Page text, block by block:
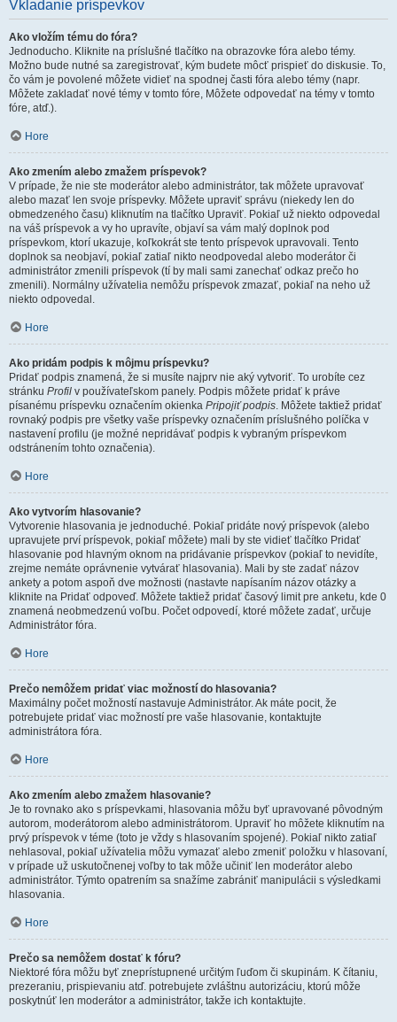
Vkladanie príspevkov
Ako vložím tému do fóra?
Jednoducho. Kliknite na príslušné tlačítko na obrazovke fóra alebo témy.
Možno bude nutné sa zaregistrovať, kým budete môcť prispieť do diskusie. To,
čo vám je povolené môžete vidieť na spodnej časti fóra alebo témy (napr.
Môžete zakladať nové témy v tomto fóre, Môžete odpovedať na témy v tomto
fóre, atď.).
Hore
Ako zmením alebo zmažem príspevok?
V prípade, že nie ste moderátor alebo administrátor, tak môžete upravovať
alebo mazať len svoje príspevky. Môžete upraviť správu (niekedy len do
obmedzeného času) kliknutím na tlačítko Upraviť. Pokiaľ už niekto odpovedal
na váš príspevok a vy ho upravíte, objaví sa vám malý doplnok pod
príspevkom, ktorí ukazuje, koľkokrát ste tento príspevok upravovali. Tento
doplnok sa neobjaví, pokiaľ zatiaľ nikto neodpovedal alebo moderátor či
administrátor zmenili príspevok (tí by mali sami zanechať odkaz prečo ho
zmenili). Normálny užívatelia nemôžu príspevok zmazať, pokiaľ na neho už
niekto odpovedal.
Hore
Ako pridám podpis k môjmu príspevku?
Pridať podpis znamená, že si musíte najprv nie aký vytvoriť. To urobíte cez
stránku Profil v používateľskom panely. Podpis môžete pridať k práve
písanému príspevku označením okienka Pripojiť podpis. Môžete taktiež pridať
rovnaký podpis pre všetky vaše príspevky označením príslušného políčka v
nastavení profilu (je možné nepridávať podpis k vybraným príspevkom
odstránením tohto označenia).
Hore
Ako vytvorím hlasovanie?
Vytvorenie hlasovania je jednoduché. Pokiaľ pridáte nový príspevok (alebo
upravujete prví príspevok, pokiaľ môžete) mali by ste vidieť tlačítko Pridať
hlasovanie pod hlavným oknom na pridávanie príspevkov (pokiaľ to nevidíte,
zrejme nemáte oprávnenie vytvárať hlasovania). Mali by ste zadať názov
ankety a potom aspoň dve možnosti (nastavte napísaním názov otázky a
kliknite na Pridať odpoveď. Môžete taktiež pridať časový limit pre anketu, kde 0
znamená neobmedzenú voľbu. Počet odpovedí, ktoré môžete zadať, určuje
Administrátor fóra.
Hore
Prečo nemôžem pridať viac možností do hlasovania?
Maximálny počet možností nastavuje Administrátor. Ak máte pocit, že
potrebujete pridať viac možností pre vaše hlasovanie, kontaktujte
administrátora fóra.
Hore
Ako zmením alebo zmažem hlasovanie?
Je to rovnako ako s príspevkami, hlasovania môžu byť upravované pôvodným
autorom, moderátorom alebo administrátorom. Upraviť ho môžete kliknutím na
prvý príspevok v téme (toto je vždy s hlasovaním spojené). Pokiaľ nikto zatiaľ
nehlasoval, pokiaľ užívatelia môžu vymazať alebo zmeniť položku v hlasovaní,
v prípade už uskutočnenej voľby to tak môže učiniť len moderátor alebo
administrátor. Týmto opatrením sa snažíme zabrániť manipulácii s výsledkami
hlasovania.
Hore
Prečo sa nemôžem dostať k fóru?
Niektoré fóra môžu byť zneprístupnené určitým ľuďom či skupinám. K čítaniu,
prezeraniu, prispievaniu atď. potrebujete zvláštnu autorizáciu, ktorú môže
poskytnúť len moderátor a administrátor, takže ich kontaktujte.